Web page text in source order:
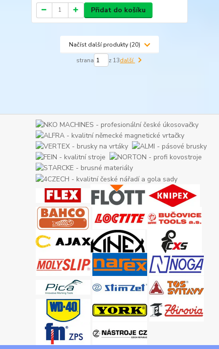
Přidat do košíku
Načíst další produkty (20)
strana z 13další